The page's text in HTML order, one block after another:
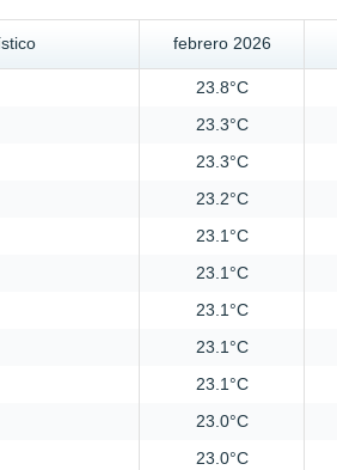
febrero 2026
23.8°C
23.3°C
23.3°C
23.2°C
23.1°C
23.1°C
23.1°C
23.1°C
23.1°C
23.0°C
23.0°C